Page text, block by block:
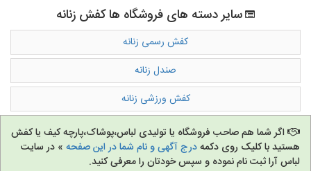
سایر دسته های فروشگاه ها کفش زنانه
کفش رسمی زنانه
صندل زنانه
کفش ورزشی زنانه
اگر شما هم صاحب فروشگاه یا تولیدی لباس،پوشاک،پارچه کیف یا کفش
هستید با کلیک روی دکمهدرج آگهی و نام شما در این صفحه » در سایت
لباس آرا ثبت نام نموده و سپس خودتان را معرفی کنید.